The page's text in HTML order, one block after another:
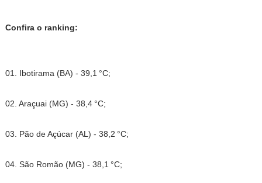
Confira o ranking:
01. Ibotirama (BA) - 39,1 °C;
02. Araçuai (MG) - 38,4 °C;
03. Pão de Açúcar (AL) - 38,2 °C;
04. São Romão (MG) - 38,1 °C;